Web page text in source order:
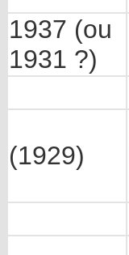
1937 (ou
1931 ?)
(1929)